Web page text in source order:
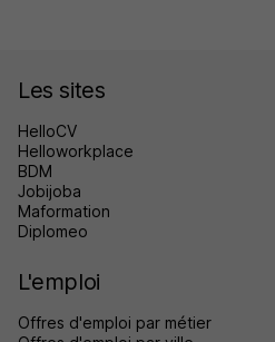
Les sites
HelloCV
Helloworkplace
BDM
Jobijoba
Maformation
Diplomeo
L'emploi
Offres d'emploi par métier